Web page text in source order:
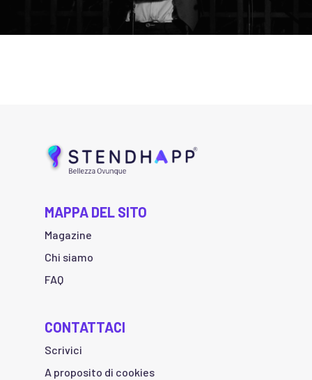
MAPPA DEL SITO
Magazine
Chi siamo
FAQ
CONTATTACI
Scrivici
A proposito di cookies